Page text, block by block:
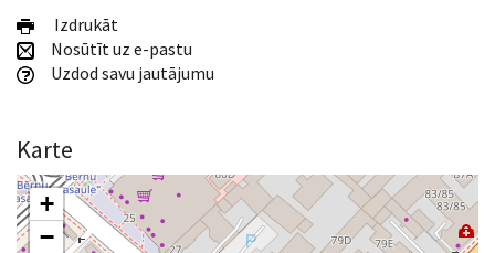
Izdrukāt
Nosūtīt uz e-pastu
Uzdod savu jautājumu
Karte
+
−